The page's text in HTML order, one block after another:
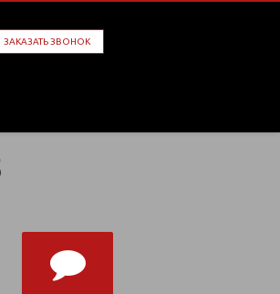
ЗАКАЗАТЬ ЗВОНОК